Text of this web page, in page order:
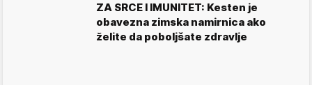
ZA SRCE I IMUNITET: Kesten je
obavezna zimska namirnica ako
želite da poboljšate zdravlje